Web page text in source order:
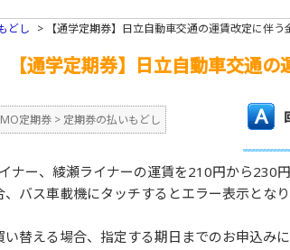
どし >
【通学定期券】日立自動車交通の運賃改定に伴
【通学定期券】日立自動車交通
定期券 > 定期券の払いもどし
ー、綾瀬ライナーの運賃を210円から230円
バス車載機にタッチするとエラー表示となり
替える場合、指定する期日までのお申込み